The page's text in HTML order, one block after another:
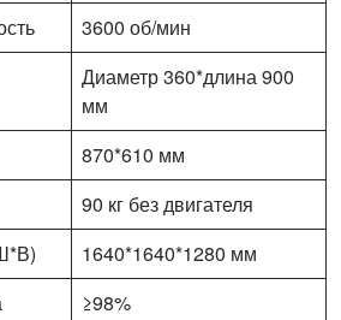
3600 об/мин
Диаметр 360*длина 900
мм
870*610 мм
90 кг без двигателя
1640*1640*1280 мм
≥98%